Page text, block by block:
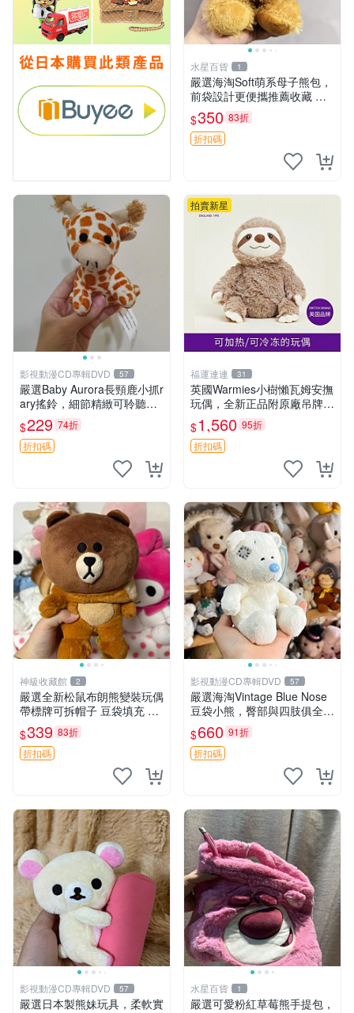
水星百貨 1
嚴選海淘Soft萌系母子熊包，
前袋設計更便攜推薦收藏 母
子熊 軟綿綿 包包
$350 83折
折扣碼
影視動漫CD專輯DVD 57
嚴選Baby Aurora長頸鹿小抓r
ary搖鈴，細節精緻可聆聽清
脆鈴音 軟萌可愛 定制紀念 金
屬搖鈴 新手媽咪推薦 長頸鹿
抓rary 搖鈴
$229 74折
折扣碼
拍賣新星
福運連連 31
英國Warmies小樹懶瓦姆安撫
玩偶，全新正品附原廠吊牌與
防塵袋，內藏薰衣草可加熱，
適合各個年齡層，冷暖兩用享
受抱抱樂趣，不容錯過嚴選好
$1,560 95折
折扣碼
神級收藏館 2
嚴選全新松鼠布朗熊變裝玩偶
帶標牌可拆帽子 豆袋填充 附
實拍 微瑕處理 十足可愛 單只
15.9元 松鼠變裝 棉質豆袋 玩
具熊
$339 83折
折扣碼
影視動漫CD專輯DVD 57
嚴選海淘Vintage Blue Nose
豆袋小熊，臀部與四肢俱全，
坐高11公分，附原盒與吊牌
收藏。藍鼻子小熊，值得擁有
玩具 憶熊
$660 91折
折扣碼
影視動漫CD專輯DVD 57
嚴選日本製熊妹玩具，柔軟實
水星百貨 1
嚴選可愛粉紅草莓熊手提包，